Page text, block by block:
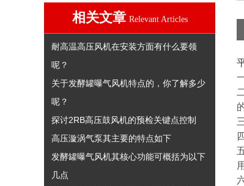
相关文章 Relevant Articles
耐高温高压风机在安装方面有什么要领
呢？
关于发酵罐曝气风机特点的，你了解多少
呢？
探讨2RB高压鼓风机的预检关键点控制
高压漩涡气泵其主要的特点如下
发酵罐曝气风机其核心功能可概括为以下
几点